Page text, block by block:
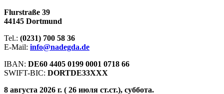
Flurstraße 39
44145 Dortmund
Tel.: (0231) 700 58 36
E-Mail: info@nadegda.de
IBAN: DE60 4405 0199 0001 0718 66
SWIFT-BIC: DORTDE33XXX
8 августа 2026 г. ( 26 июля ст.ст.), суббота.